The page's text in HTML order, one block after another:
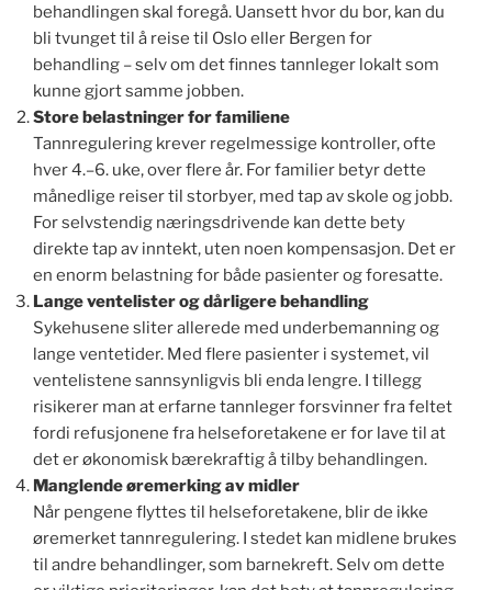
behandlingen skal foregå. Uansett hvor du bor, kan du
bli tvunget til å reise til Oslo eller Bergen for
behandling – selv om det finnes tannleger lokalt som
kunne gjort samme jobben.
Store belastninger for familiene
Tannregulering krever regelmessige kontroller, ofte
hver 4.–6. uke, over flere år. For familier betyr dette
månedlige reiser til storbyer, med tap av skole og jobb.
For selvstendig næringsdrivende kan dette bety
direkte tap av inntekt, uten noen kompensasjon. Det er
en enorm belastning for både pasienter og foresatte.
Lange ventelister og dårligere behandling
Sykehusene sliter allerede med underbemanning og
lange ventetider. Med flere pasienter i systemet, vil
ventelistene sannsynligvis bli enda lengre. I tillegg
risikerer man at erfarne tannleger forsvinner fra feltet
fordi refusjonene fra helseforetakene er for lave til at
det er økonomisk bærekraftig å tilby behandlingen.
Manglende øremerking av midler
Når pengene flyttes til helseforetakene, blir de ikke
øremerket tannregulering. I stedet kan midlene brukes
til andre behandlinger, som barnekreft. Selv om dette